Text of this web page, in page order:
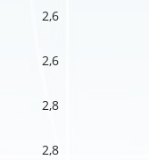
2,6
2,6
2,8
2,8